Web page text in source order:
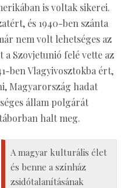
is voltak sikerei.
és 1940-ben szánta
nem volt lehetséges az
Szovjetunió felé vette az
ben Vlagyivosztokba ért,
Magyarország hadat
állam polgárát
halt meg.
A magyar kulturális élet
és benne a színház
zsidótalanításának